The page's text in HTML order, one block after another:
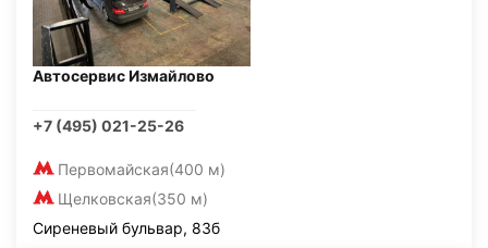
Автосервис Измайлово
+7 (495) 021-25-26
Первомайская(400 м)
Щелковская(350 м)
Сиреневый бульвар, 83б